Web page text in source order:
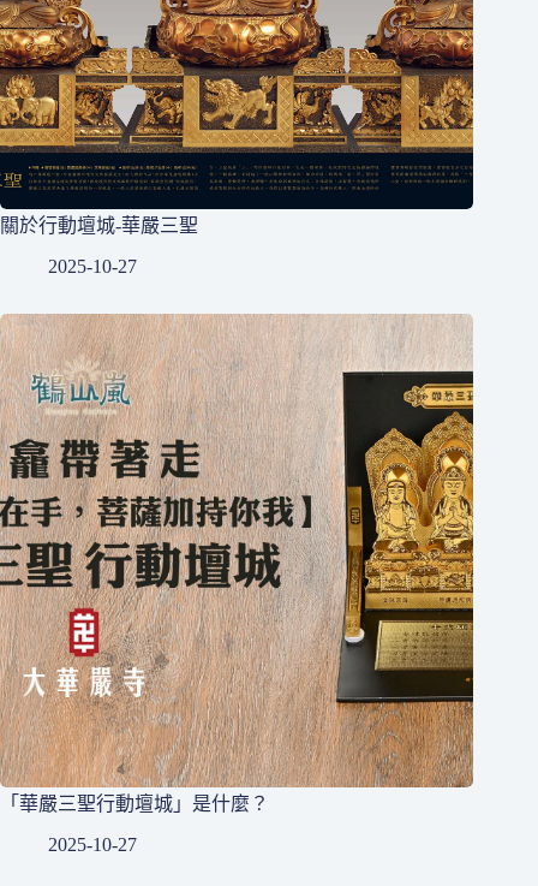
關於行動壇城-華嚴三聖
2025-10-27
「華嚴三聖行動壇城」是什麼？
2025-10-27